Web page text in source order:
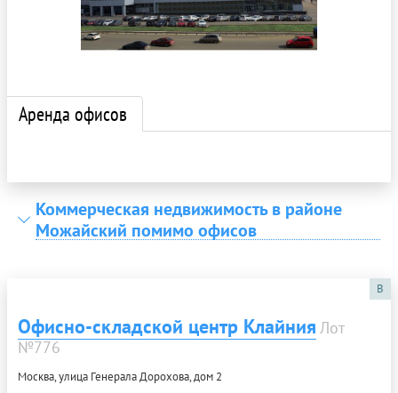
Аренда офисов
Коммерческая недвижимость в районе
Можайский помимо офисов
B
Офисно-складской центр Клайния Лот
№776
Москва, улица Генерала Дорохова, дом 2